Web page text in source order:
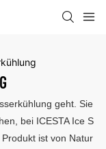
geht. Sie
bei ICESTA Ice S
ist von Natur